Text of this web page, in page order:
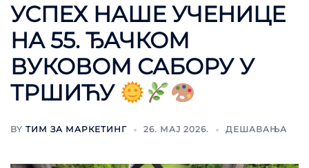
УСПЕХ НАШЕ УЧЕНИЦЕ
НА 55. ЂАЧКОМ
ВУКОВОМ САБОРУ У
ТРШИЋУ
BY ТИМ ЗА МАРКЕТИНГ 26. МАЈ 2026. ДЕШАВАЊА